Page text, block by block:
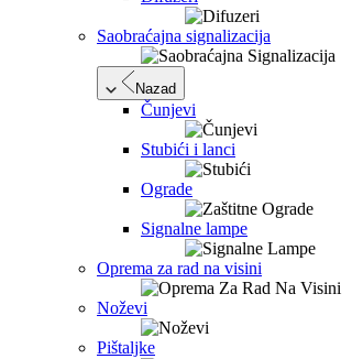
Saobraćajna signalizacija
Nazad
Čunjevi
Stubići i lanci
Ograde
Signalne lampe
Oprema za rad na visini
Noževi
Pištaljke